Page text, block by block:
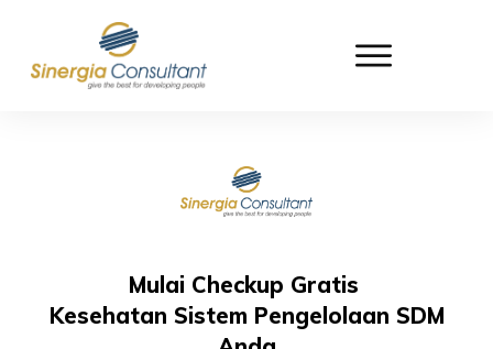
Mulai Checkup Gratis
Kesehatan Sistem Pengelolaan SDM